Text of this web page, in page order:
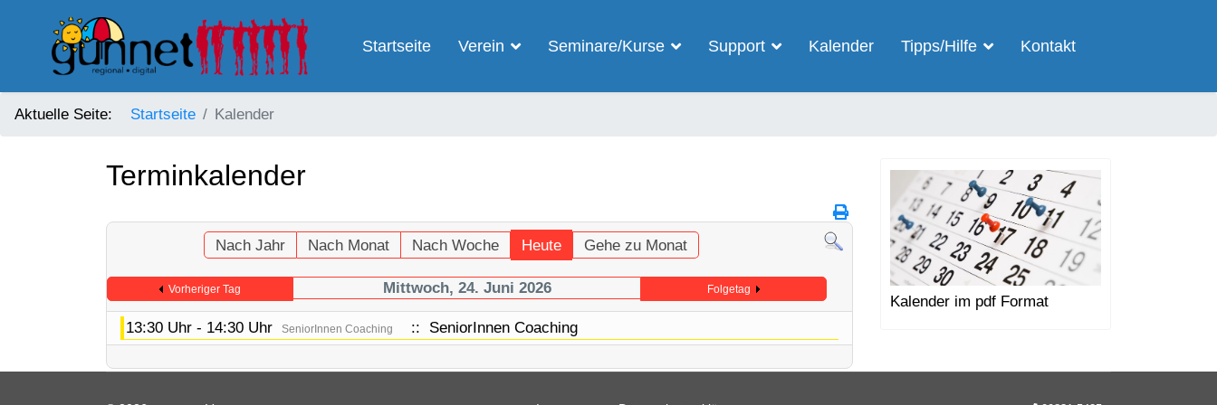
Startseite Verein Seminare/Kurse Support Kalender Tipps/Hilfe Kontakt
Aktuelle Seite: Startseite Kalender
Terminkalender
Nach Jahr Nach Monat Nach Woche Heute Gehe zu Monat
Vorheriger Tag Mittwoch, 24. Juni 2026 Folgetag
13:30 Uhr - 14:30 Uhr SeniorInnen Coaching :: SeniorInnen Coaching
Kalender im pdf Format